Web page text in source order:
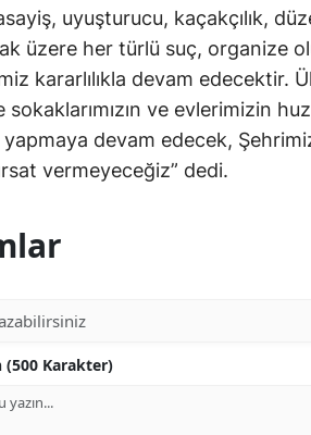
uyuşturucu, kaçakçılık,
üzere her türlü suç, organize
kararlılıkla devam edecektir.
sokaklarımızın ve evlerimizin
devam edecek,
fırsat
(500 Karakter)